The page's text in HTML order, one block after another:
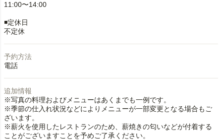
11:00〜14:00
◾️定休日
不定休
予約方法
電話
追加情報
※写真の料理およびメニューはあくまでも一例です。
※季節の仕入れ状況などによりメニューが一部変更となる場合もご
ざいます。
※薪火を使用したレストランのため、薪焼きの匂いなどが付着する
ことがございますことを予めご了承ください。